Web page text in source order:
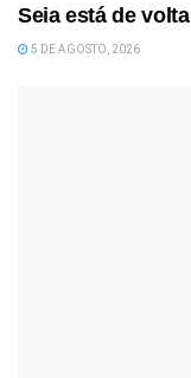
Seia está de volta
5 DE AGOSTO, 2026